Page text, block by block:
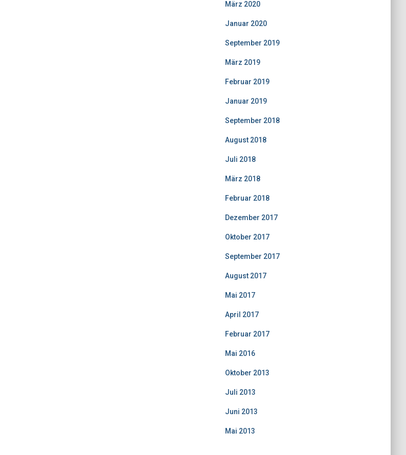
März 2020
Januar 2020
September 2019
März 2019
Februar 2019
Januar 2019
September 2018
August 2018
Juli 2018
März 2018
Februar 2018
Dezember 2017
Oktober 2017
September 2017
August 2017
Mai 2017
April 2017
Februar 2017
Mai 2016
Oktober 2013
Juli 2013
Juni 2013
Mai 2013